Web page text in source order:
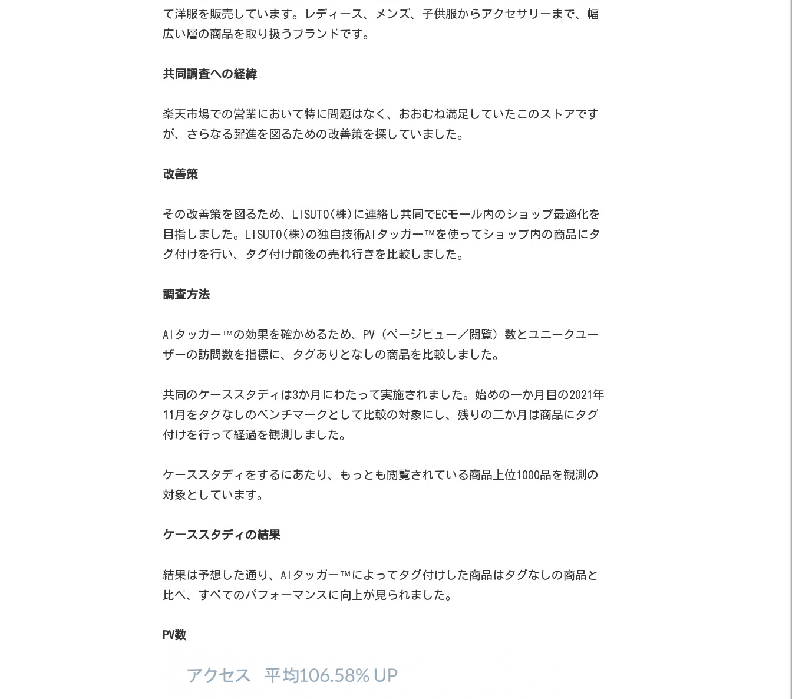
て洋服を販売しています。レディース、メンズ、子供服からアクセサリーまで、幅
広い層の商品を取り扱うブランドです。
共同調査への経緯
楽天市場での営業において特に問題はなく、おおむね満足していたこのストアです
が、さらなる躍進を図るための改善策を探していました。
改善策
その改善策を図るため、LISUTO(株)に連絡し共同でECモール内のショップ最適化を
目指しました。LISUTO(株)の独自技術AIタッガー™を使ってショップ内の商品にタ
グ付けを行い、タグ付け前後の売れ行きを比較しました。
調査方法
AIタッガー™の効果を確かめるため、PV（ページビュー／閲覧）数とユニークユー
ザーの訪問数を指標に、タグありとなしの商品を比較しました。
共同のケーススタディは3か月にわたって実施されました。始めの一か月目の2021年
11月をタグなしのベンチマークとして比較の対象にし、残りの二か月は商品にタグ
付けを行って経過を観測しました。
ケーススタディをするにあたり、もっとも閲覧されている商品上位1000品を観測の
対象としています。
ケーススタディの結果
結果は予想した通り、AIタッガー™によってタグ付けした商品はタグなしの商品と
比べ、すべてのパフォーマンスに向上が見られました。
PV数